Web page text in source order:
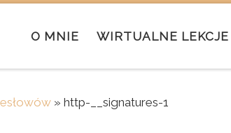
O MNIE WIRTUALNE LEKCJE
» http-__signatures-1